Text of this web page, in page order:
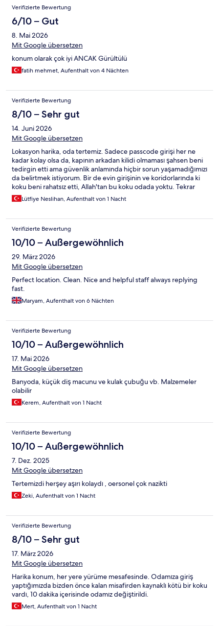
Verifizierte Bewertung
6/10 – Gut
8. Mai 2026
Mit Google übersetzen
konum olarak çok iyi ANCAK Gürültülü
fatih mehmet, Aufenthalt von 4 Nächten
Verifizierte Bewertung
8/10 – Sehr gut
14. Juni 2026
Mit Google übersetzen
Lokasyon harika, oda tertemiz. Sadece passcode girişi her ne
kadar kolay olsa da, kapının arkadan kilidi olmaması şahsen beni
tedirgin etti ama güvenlik anlamında hiçbir sorun yaşamadığımızı
da belirtmek istiyorum. Bir de evin girişinin ve koridorlarında ki
koku beni rahatsız etti, Allah'tan bu koku odada yoktu. Tekrar
deneyebilirim, iyi bir konaklama idi, teşekkürler.
Lütfiye Neslihan, Aufenthalt von 1 Nacht
Verifizierte Bewertung
10/10 – Außergewöhnlich
29. März 2026
Mit Google übersetzen
Perfect location. Clean. Nice and helpful staff always replying
fast.
Maryam, Aufenthalt von 6 Nächten
Verifizierte Bewertung
10/10 – Außergewöhnlich
17. Mai 2026
Mit Google übersetzen
Banyoda, küçük diş macunu ve kulak çubuğu vb. Malzemeler
olabilir
Kerem, Aufenthalt von 1 Nacht
Verifizierte Bewertung
10/10 – Außergewöhnlich
7. Dez. 2025
Mit Google übersetzen
Tertemizdi herşey aşırı kolaydı , oersonel çok nazikti
Zeki, Aufenthalt von 1 Nacht
Verifizierte Bewertung
8/10 – Sehr gut
17. März 2026
Mit Google übersetzen
Harika konum, her yere yürüme mesafesinde. Odamıza giriş
yaptığımızda bizden önce kalan misafirden kaynaklı kötü bir koku
vardı, 10 dakika içerisinde odamız değiştirildi.
Mert, Aufenthalt von 1 Nacht